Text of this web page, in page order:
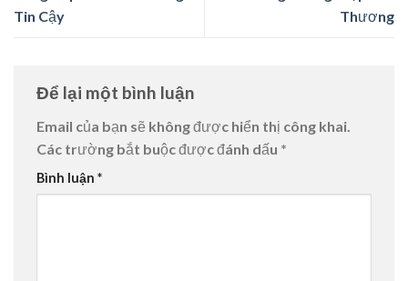
Tin Cậy
Thương
Để lại một bình luận
Email của bạn sẽ không được hiển thị công khai.
Các trường bắt buộc được đánh dấu *
Bình luận *